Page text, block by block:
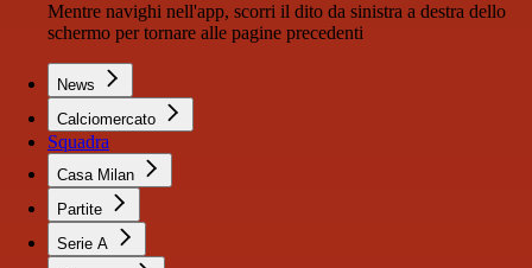
Mentre navighi nell'app, scorri il dito da sinistra a destra dello
schermo per tornare alle pagine precedenti
News
Calciomercato
Squadra
Casa Milan
Partite
Serie A